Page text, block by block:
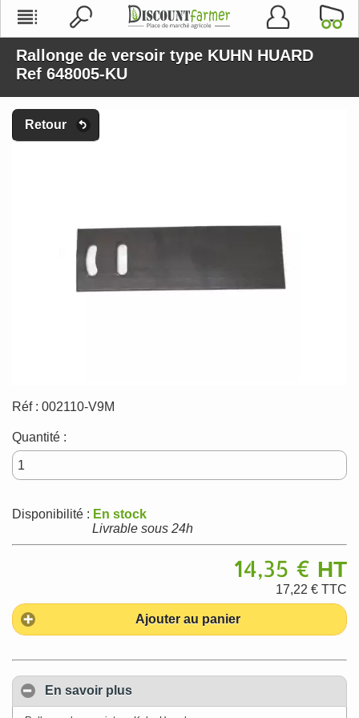
Rallonge de versoir type KUHN HUARD
Ref 648005-KU
Retour
Réf : 002110-V9M
Quantité :
Disponibilité : En stock
Livrable sous 24h
14,35 € HT
17,22 € TTC
Ajouter au panier
En savoir plus